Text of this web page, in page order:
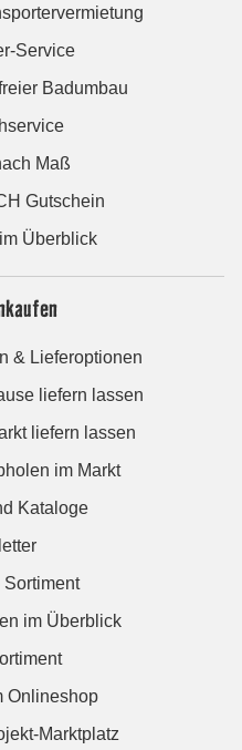
Service
Badumbau
Maß
Gutschein
Überblick
& Lieferoptionen
liefern lassen
liefern lassen
im Markt
Kataloge
im Überblick
Onlineshop
Marktplatz